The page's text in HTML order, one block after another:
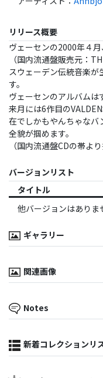
リリース概要
ヴェーセンの2000年４
（国内流通盤販売元：
スウェーデン伝統音楽
す。
ヴェーセンのアルバムは
来月には6作目の
在でしかもやんちゃなバ
全貌が掴めます。
（国内流通盤CDの帯よ
バージョンリスト
タイトル
他バージョンはありま
ギャラリー
関連画像
Notes
新着コレクションリ